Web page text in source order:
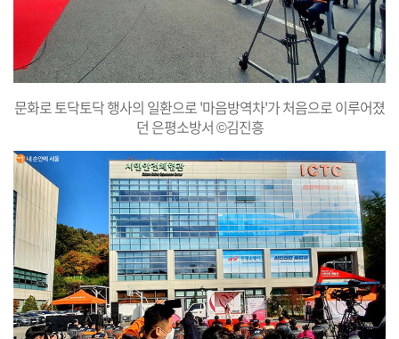
문화로 토닥토닥 행사의 일환으로 '마음방역차'가 처음으로 이루어졌
던 은평소방서 ©김진흥